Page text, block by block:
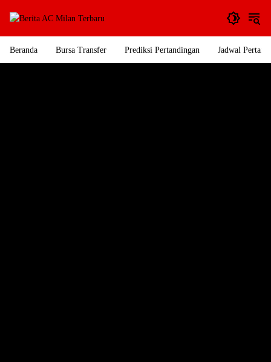
Beranda Bursa Transfer Prediksi Pertandingan Jadwal